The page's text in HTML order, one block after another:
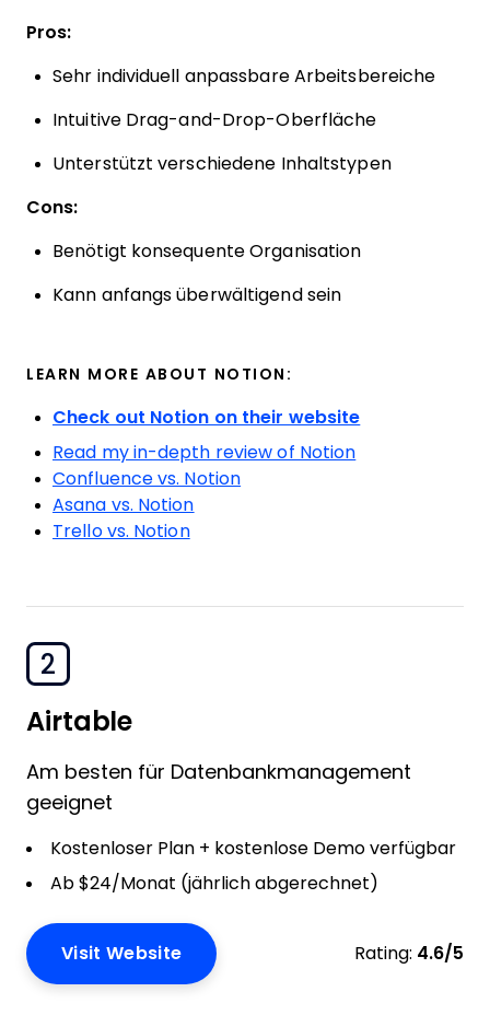
Pros:
Sehr individuell anpassbare Arbeitsbereiche
Intuitive Drag-and-Drop-Oberfläche
Unterstützt verschiedene Inhaltstypen
Cons:
Benötigt konsequente Organisation
Kann anfangs überwältigend sein
LEARN MORE ABOUT NOTION:
Check out Notion on their website
Read my in-depth review of Notion
Confluence vs. Notion
Asana vs. Notion
Trello vs. Notion
2
Airtable
Am besten für Datenbankmanagement
geeignet
Kostenloser Plan + kostenlose Demo verfügbar
Ab $24/Monat (jährlich abgerechnet)
Visit Website Rating: 4.6/5